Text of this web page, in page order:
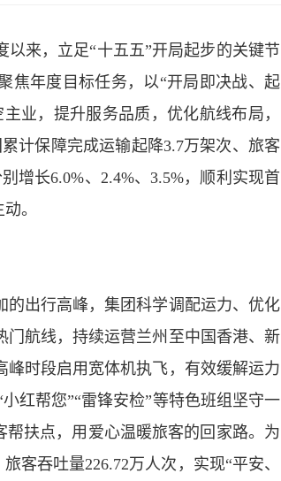
以来，立足“十五五”开局起步的关键节
焦年度目标任务， 以“开局即决战、起
业，提升服务品质，优化航线布局，
计保障完成运输起降3.7万架次、旅客
增长6.0%、2.4%、3.5%， 顺利实现首
动。
的出行高峰，集团科学调配运力、优化
航线，持续运营兰州至中国香港、新
时段启用宽体机执飞，有效缓解运力
红帮您”“雷锋安检”等特色班组坚守一
扶点，用爱心温暖旅客的回家路。 为
客吞吐量226.72万人次，实现“平安、